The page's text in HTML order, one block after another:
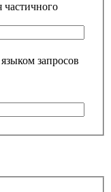
частичного
запросов